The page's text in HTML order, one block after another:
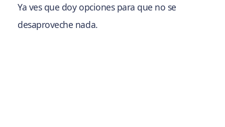
Ya ves que doy opciones para que no se
desaproveche nada.